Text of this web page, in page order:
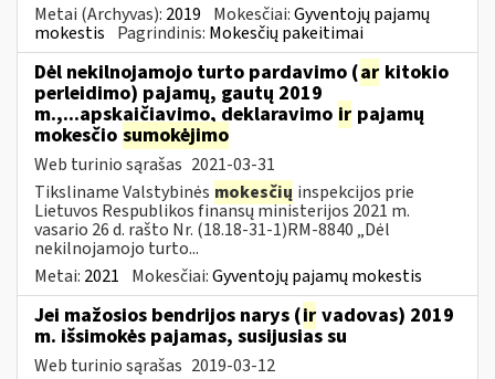
Metai (Archyvas): 2019 Mokesčiai:Gyventojų pajamų
mokestis Pagrindinis: Mokesčių pakeitimai
Dėl nekilnojamojo turto pardavimo (ar kitokio
perleidimo) pajamų, gautų 2019
m.,...apskaičiavimo, deklaravimo ir pajamų
mokesčio sumokėjimo
Web turinio sąrašas 2021-03-31
Tiksliname Valstybinės mokesčių inspekcijos prie
Lietuvos Respublikos finansų ministerijos 2021 m.
vasario 26 d. rašto Nr. (18.18-31-1)RM-8840 „Dėl
nekilnojamojo turto...
Metai: 2021 Mokesčiai:Gyventojų pajamų mokestis
Jei mažosios bendrijos narys (ir vadovas) 2019
m. išsimokės pajamas, susijusias su
Web turinio sąrašas 2019-03-12